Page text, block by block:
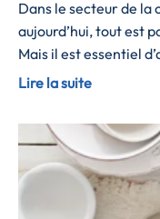
Dans le secteur de la
aujourd’hui, tout est
Mais il est essentiel
Lire la suite